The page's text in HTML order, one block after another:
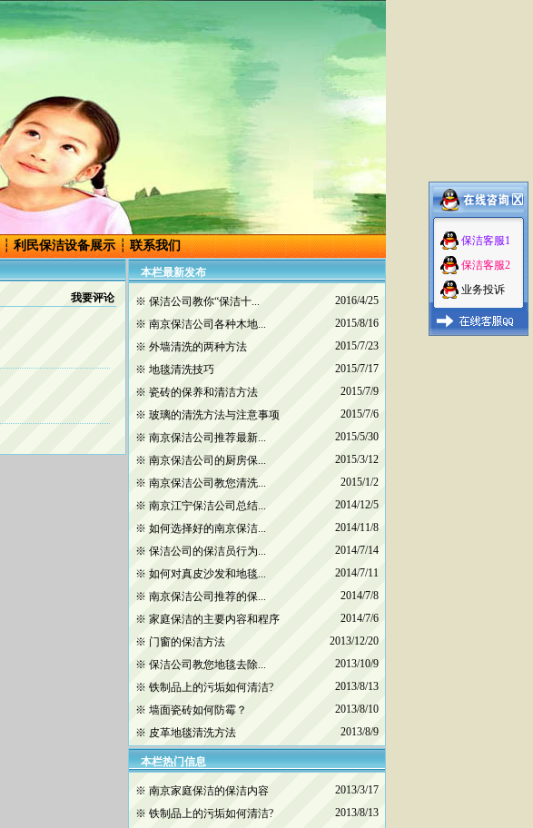
┆ 利民保洁设备展示 ┆ 联系我们
我要评论
本栏最新发布
※保洁公司教你“保洁十...
2016/4/25
※南京保洁公司各种木地...
2015/8/16
※外墙清洗的两种方法
2015/7/23
※地毯清洗技巧
2015/7/17
※瓷砖的保养和清洁方法
2015/7/9
※玻璃的清洗方法与注意事项
2015/7/6
※南京保洁公司推荐最新...
2015/5/30
※南京保洁公司的厨房保...
2015/3/12
※南京保洁公司教您清洗...
2015/1/2
※南京江宁保洁公司总结...
2014/12/5
※如何选择好的南京保洁...
2014/11/8
※保洁公司的保洁员行为...
2014/7/14
※如何对真皮沙发和地毯...
2014/7/11
※南京保洁公司推荐的保...
2014/7/8
※家庭保洁的主要内容和程序
2014/7/6
※ 门窗的保洁方法
2013/12/20
※保洁公司教您地毯去除...
2013/10/9
※铁制品上的污垢如何清洁?
2013/8/13
※墙面瓷砖如何防霉？
2013/8/10
※ 皮革地毯清洗方法 2013/8/9
本栏热门信息
※南京家庭保洁的保洁内容
2013/3/17
※铁制品上的污垢如何清洁?
2013/8/13
保洁客服1
保洁客服2
业务投诉